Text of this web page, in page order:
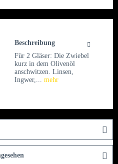
Beschreibung
Für 2 Gläser: Die Zwiebel
kurz in dem Olivenöl
anschwitzen. Linsen,
Ingwer,... mehr